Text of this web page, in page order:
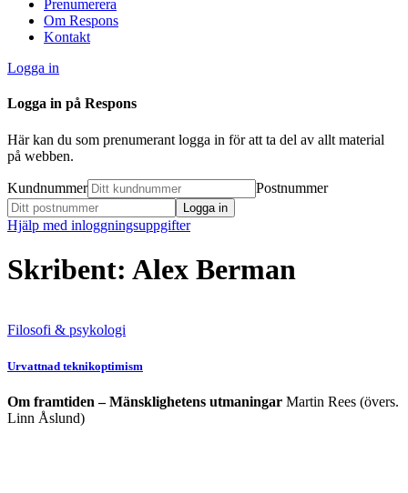
Prenumerera
Om Respons
Kontakt
Logga in
Logga in på Respons
Här kan du som prenumerant logga in för att ta del av allt material
på webben.
Kundnummer Postnummer
Hjälp med inloggningsuppgifter
Skribent: Alex Berman
Filosofi & psykologi
Urvattnad teknikoptimism
Om framtiden – Mänsklighetens utmaningar Martin Rees (övers.
Linn Åslund)